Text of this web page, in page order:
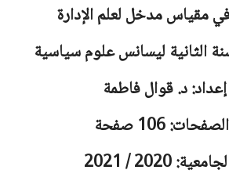
مقياس مدخل لعلم الإدارة
الثانية ليسانس علوم سياسية
د. قوال فاطمة
106 صفحة
2020 / 2021